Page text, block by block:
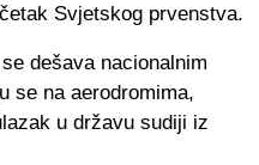
Svjetskog prvenstva.
dešava nacionalnim
se na aerodromima,
u državu sudiji iz